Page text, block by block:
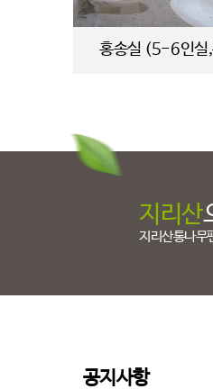
홍송실 (5-6인실
지리산
지리산통나무
공지사항